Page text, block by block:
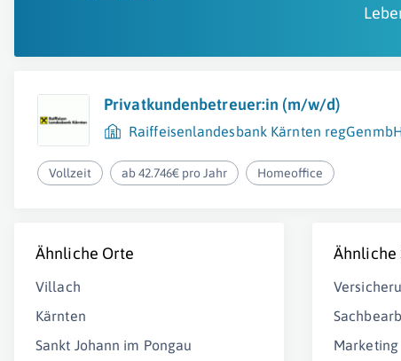
Privatkundenbetreuer:in (m/w/d)
Raiffeisenlandesbank Kärnten
Vollzeit ab 42.746€ pro Jahr Homeoffice
Ähnliche Orte
Villach
Kärnten
Sankt Johann im Pongau
Ähnliche
Marketing